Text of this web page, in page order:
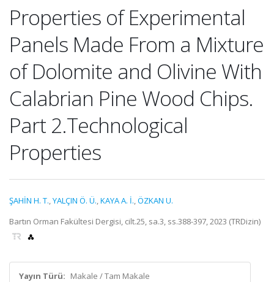
Properties of Experimental
Panels Made From a Mixture
of Dolomite and Olivine With
Calabrian Pine Wood Chips.
Part 2.Technological
Properties
ŞAHİN H. T.,YALÇIN Ö. Ü.,KAYA A. İ.,ÖZKAN U.
Bartın Orman Fakültesi Dergisi, cilt.25, sa.3, ss.388-397, 2023 (TRDizin)
Yayın Türü: Makale / Tam Makale